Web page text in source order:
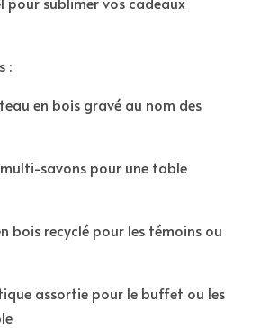
:
en bois gravé au nom des
savons pour une table
bois recyclé pour les témoins ou
assortie pour le buffet ou les